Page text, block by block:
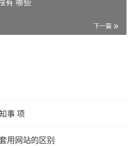
下一篇
事 项
用网站的区别